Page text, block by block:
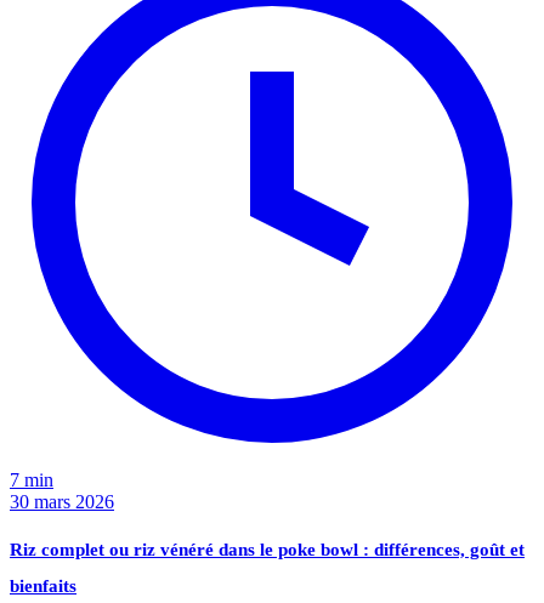
7 min
30 mars 2026
Riz complet ou riz vénéré dans le poke bowl : différences, goût et
bienfaits